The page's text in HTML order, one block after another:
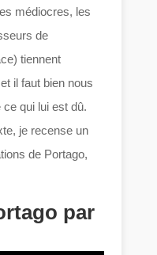
médiocres, les
de
tiennent
il faut bien nous
qui lui est dû.
je recense un
de Portago,
par